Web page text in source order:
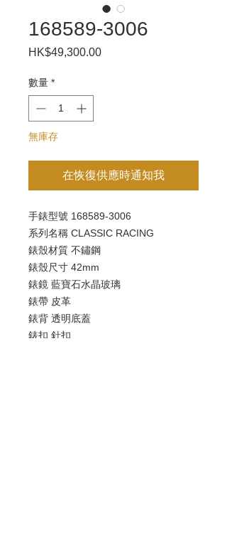
168589-3006
HK$49,300.00價
數量 *
無庫存
在恢復供應時通知我
手錶型號 168589-3006
系列名稱 CLASSIC RACING
錶殼材質 不鏽鋼
錶殼尺寸 42mm
錶鏡 藍寶石水晶玻璃
錶帶 皮革
錶背 透明底蓋
錶扣 針扣